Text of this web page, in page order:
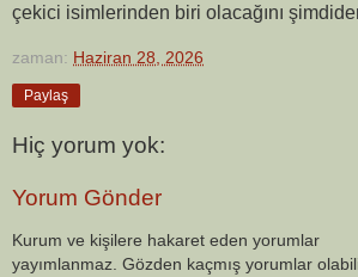
çekici isimlerinden biri olacağını
zaman: Haziran 28, 2026
Paylaş
Hiç yorum yok:
Yorum Gönder
Kurum ve kişilere hakaret eden yorumlar
yayımlanmaz. Gözden kaçmış yorumlar